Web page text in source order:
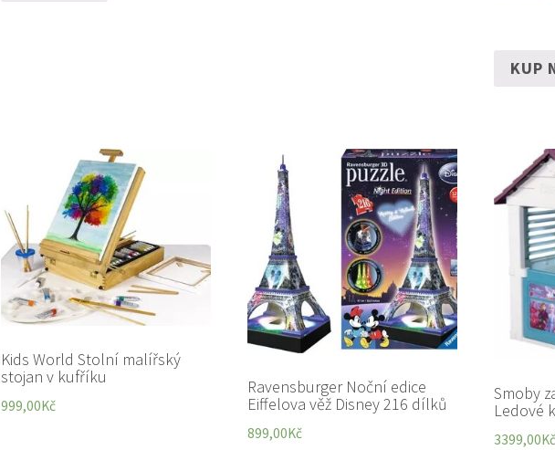
KUP
Kids World Stolní malířský
stojan v kufříku
999,00Kč
Ravensburger Noční edice
Eiffelova věž Disney 216 dílků
899,00Kč
Smoby
Ledové
3399,00Kč